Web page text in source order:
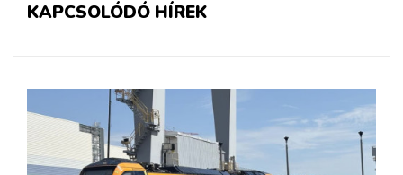
KAPCSOLÓDÓ HÍREK